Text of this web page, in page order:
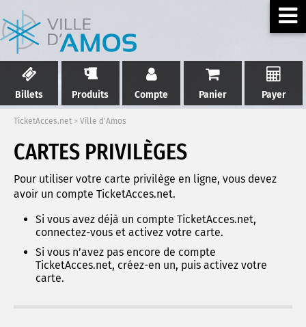
Billets Produits Compte Panier Payer
TicketAcces.net > Ville d'Amos
CARTES PRIVILÈGES
Pour utiliser votre carte privilège en ligne, vous devez
avoir un compte TicketAcces.net.
Si vous avez déjà un compte TicketAcces.net,
connectez-vous et activez votre carte.
Si vous n’avez pas encore de compte
TicketAcces.net, créez-en un, puis activez votre
carte.